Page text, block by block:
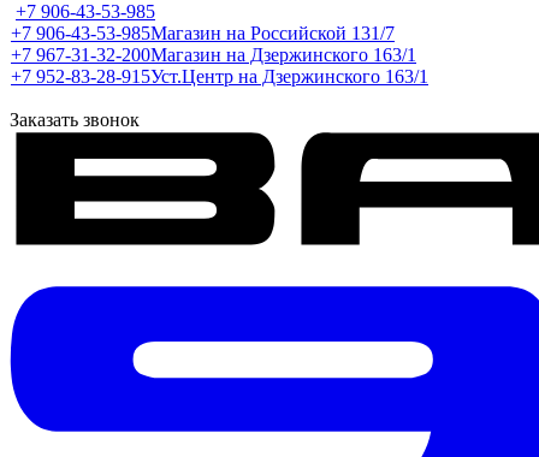
+7 906-43-53-985
+7 906-43-53-985Магазин на Российской 131/7
+7 967-31-32-200Магазин на Дзержинского 163/1
+7 952-83-28-915Уст.Центр на Дзержинского 163/1
Заказать звонок